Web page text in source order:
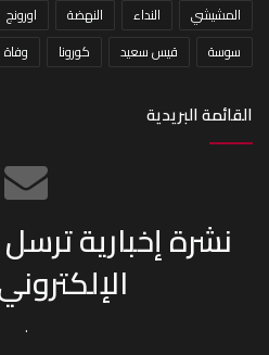
المشيشي
النداء النهضة اورونج
سوسة
قيس سعيد كورونا وفاة
القائمة البريدية
نشرة إخبارية
.